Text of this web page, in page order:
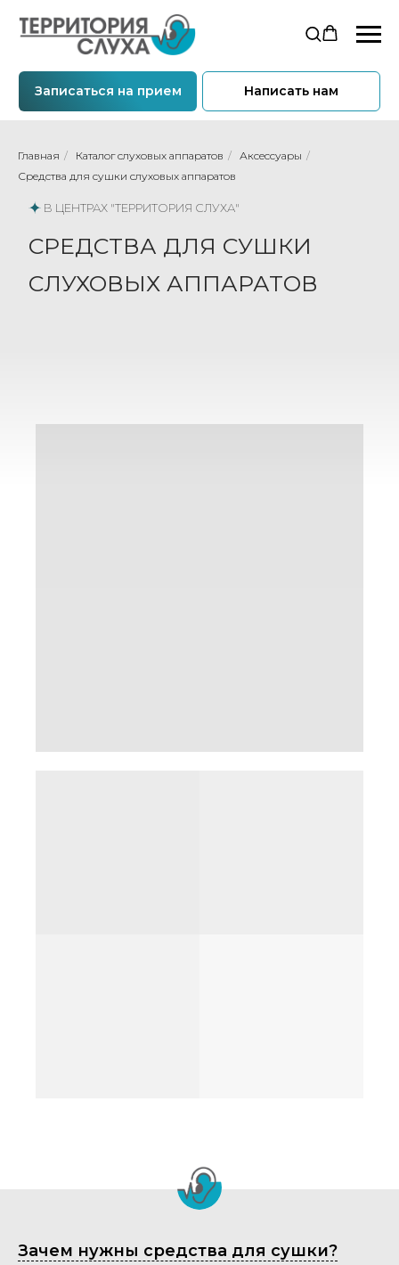
Записаться на прием Написать нам
Главная / Каталог слуховых аппаратов / Аксессуары /
Средства для сушки слуховых аппаратов
СРЕДСТВА ДЛЯ СУШКИ
СЛУХОВЫХ АППАРАТОВ
В ЦЕНТРАХ "ТЕРРИТОРИЯ СЛУХА"
Зачем нужны средства для сушки?